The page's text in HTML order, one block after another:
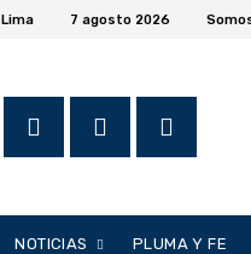
Lima 7 agosto 2026
NOTICIAS PLUMA Y FE